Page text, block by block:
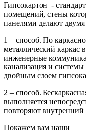
Гипсокартон -
помещений, стены
панелями делают
1 – способ. По
металлический каркас
инженерные
канализация и системы
двойным слоем
2 – способ.
выполняется
повторяют внутренний
Покажем вам наши